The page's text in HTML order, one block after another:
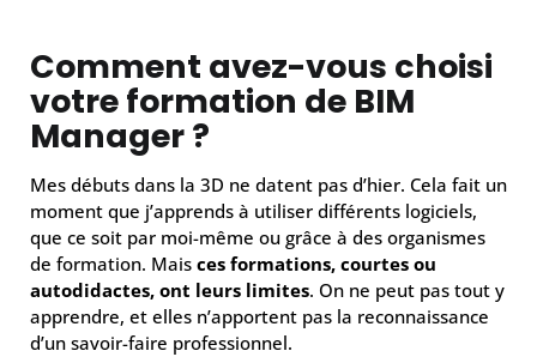
Comment avez-vous choisi
votre formation de BIM
Manager ?
Mes débuts dans la 3D ne datent pas d’hier. Cela fait un
moment que j’apprends à utiliser différents logiciels,
que ce soit par moi-même ou grâce à des organismes
de formation. Mais ces formations, courtes ou
autodidactes, ont leurs limites. On ne peut pas tout y
apprendre, et elles n’apportent pas la reconnaissance
d’un savoir-faire professionnel.